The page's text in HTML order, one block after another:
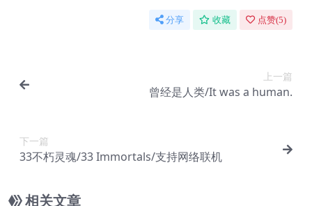
分享 收藏 点赞(5)
上一篇
曾经是人类/It was a human.
下一篇
33不朽灵魂/33 Immortals/支持网络联机
相关文章